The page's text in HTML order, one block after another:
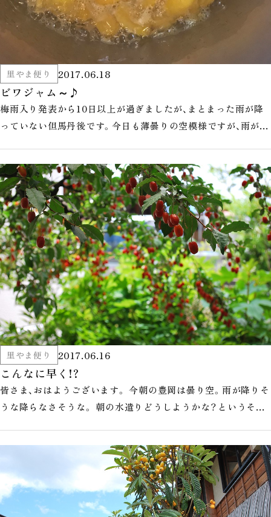
里やま便り 2017.06.18
ビワジャム～♪
梅雨入り発表から10日以上が過ぎましたが、まとまった雨が降
っていない但馬丹後です。今日も薄曇りの空模様ですが、雨が降
里やま便り 2017.06.16
こんなに早く!?
皆さま、おはようございます。 今朝の豊岡は曇り空。雨が降りそ
うな降らなさそうな。 朝の水遣りどうしようかな？というそん